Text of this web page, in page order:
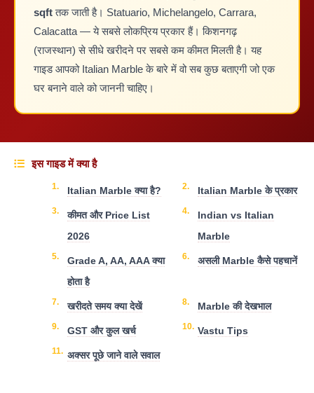
sqftतक जाती है। Statuario, Michelangelo, Carrara,
Calacatta — ये सबसे लोकप्रिय प्रकार हैं। किशनगढ़
(राजस्थान) से सीधे खरीदने पर सबसे कम कीमत मिलती है। यह
गाइड आपको Italian Marble के बारे में वो सब कुछ बताएगी जो एक
घर बनाने वाले को जाननी चाहिए।
इस गाइड में क्या है
Italian Marble क्या है? Italian Marble के प्रकार
कीमत और Price List
2026
Indian vs Italian
Marble
Grade A, AA, AAA क्या
होता है
असली Marble कैसे पहचानें
खरीदते समय क्या देखें Marble की देखभाल
GST और कुल खर्च Vastu Tips
अक्सर पूछे जाने वाले सवाल